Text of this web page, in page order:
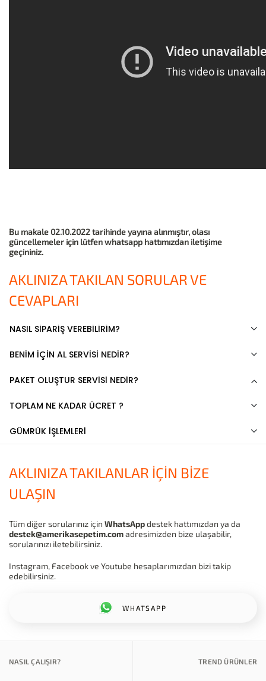
Bu makale 02.10.2022 tarihinde yayına alınmıştır, olası
güncellemeler için lütfen whatsapp hattımızdan iletişime
geçininiz.
AKLINIZA TAKILAN SORULAR VE
CEVAPLARI
NASIL SİPARİŞ VEREBİLİRİM?
BENİM İÇİN AL SERVİSİ NEDİR?
PAKET OLUŞTUR SERVİSİ NEDİR?
TOPLAM NE KADAR ÜCRET ?
GÜMRÜK İŞLEMLERİ
AKLINIZA TAKILANLAR İÇİN BİZE
ULAŞIN
WHATSAPP
Tüm diğer sorularınız için WhatsAppdestek hattımızdan ya da
destek@amerikasepetim.comadresimizden bize ulaşabilir,
sorularınızı iletebilirsiniz.
Instagram, Facebook ve Youtube hesaplarımızdan bizi takip
edebilirsiniz.
NASIL ÇALIŞIR? TREND ÜRÜNLER